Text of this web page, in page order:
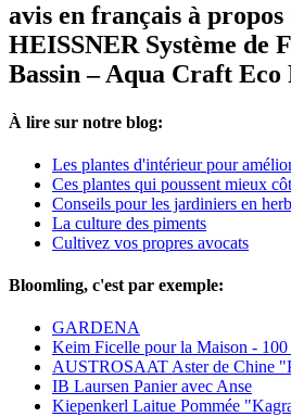
avis en français à
HEISSNER Système de
Bassin – Aqua Craft Eco
À lire sur notre blog:
Les plantes d'intérieur pour
Ces plantes qui poussent mieux
Conseils pour les jardiniers en
La culture des piments
Cultivez vos propres avocats
Bloomling, c'est par exemple:
GARDENA
Keim Ficelle pour la Maison - 100
AUSTROSAAT Aster de Chine
IB Laursen Panier avec Anse
Kiepenkerl Laitue Pommée